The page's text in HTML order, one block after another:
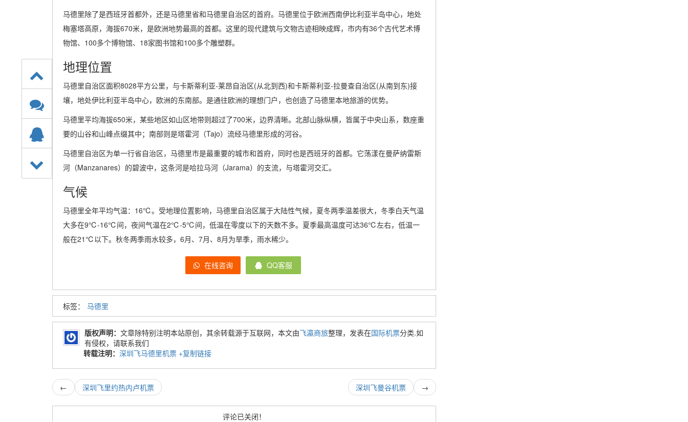
马德里除了是西班牙首都外，还是马德里省和马德里自治区的首府。马德里位于欧洲西南伊比利亚半岛中心，地处
梅塞塔高原，海拔670米，是欧洲地势最高的首都。这里的现代建筑与文物古迹相映成辉，市内有36个古代艺术博
物馆、100多个博物馆、18家图书馆和100多个雕塑群。
地理位置
马德里自治区面积8028平方公里，与卡斯蒂利亚-莱昂自治区(从北到西)和卡斯蒂利亚-拉曼查自治区(从南到东)接
壤，地处伊比利亚半岛中心，欧洲的东南部。是通往欧洲的理想门户，也创造了马德里本地旅游的优势。
马德里平均海拔650米，某些地区如山区地带则超过了700米，边界清晰。北部山脉纵横，皆属于中央山系，数座重
要的山谷和山峰点缀其中；南部则是塔霍河（Tajo）流经马德里形成的河谷。
马德里自治区为单一行省自治区，马德里市是最重要的城市和首府，同时也是西班牙的首都。它荡漾在曼萨纳雷斯
河（Manzanares）的碧波中，这条河是哈拉马河（Jarama）的支流，与塔霍河交汇。
气候
马德里全年平均气温：16℃。受地理位置影响，马德里自治区属于大陆性气候，夏冬两季温差很大，冬季白天气温
大多在9℃-16℃间，夜间气温在2℃-5℃间，低温在零度以下的天数不多。夏季最高温度可达36℃左右，低温一
般在21℃以下。秋冬两季雨水较多，6月、7月、8月为旱季，雨水稀少。
在线咨询 QQ客服
标签： 马德里
版权声明： 文章除特别注明本站原创，其余转载源于互联网，本文由飞瀛商旅整理，发表在国际机票分类.如
有侵权，请联系我们
转载注明： 深圳飞马德里机票 +复制链接
← 深圳飞里约热内卢机票 →
深圳飞曼谷机票
评论已关闭！